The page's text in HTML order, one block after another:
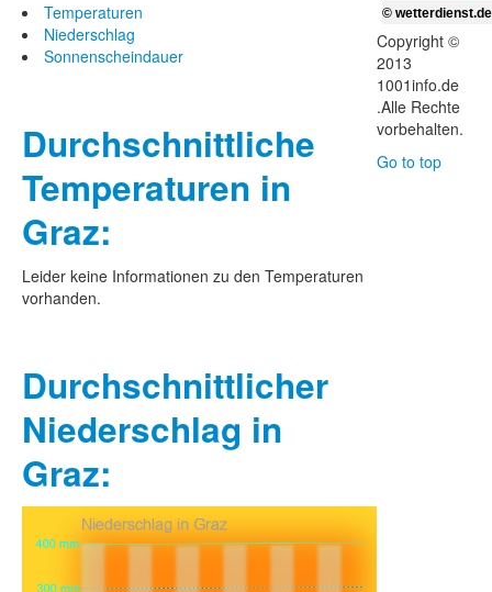
Temperaturen
Niederschlag
Sonnenscheindauer
Durchschnittliche
Temperaturen in
Graz:
Leider keine Informationen zu den Temperaturen
vorhanden.
Durchschnittlicher
Niederschlag in
Graz:
© wetterdienst.de
Copyright ©
2013
1001info.de
.Alle Rechte
vorbehalten.
Go to top